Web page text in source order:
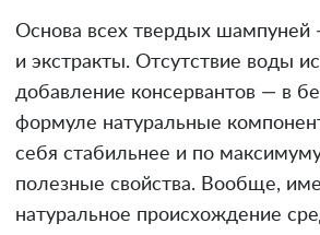
Основа всех твердых
и экстракты. Отсутствие воды
добавление консервантов — в
формуле натуральные
себя стабильнее и по
полезные свойства. Вообще,
натуральное происхождение